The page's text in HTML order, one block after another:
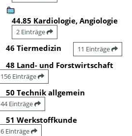
44.85 Kardiologie, Angiologie
2 Einträge
46 Tiermedizin 11 Einträge
48 Land- und Forstwirtschaft
156 Einträge
50 Technik allgemein
44 Einträge
51 Werkstoffkunde
6 Einträge